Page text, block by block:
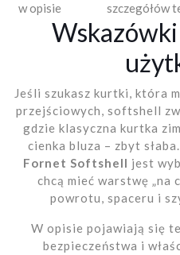
w opisie
szczegółów
Jeśli szukasz kurtki, która
przejściowych, softshell
gdzie klasyczna kurtka
cienka bluza – zbyt słaba.
Fornet Softshell jest
chcą mieć warstwę „na
powrotu, spaceru i
W opisie pojawiają się
bezpieczeństwa i